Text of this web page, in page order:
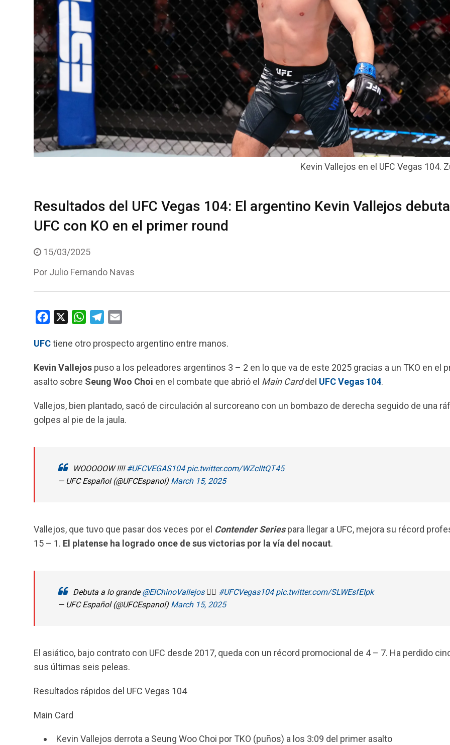
Kevin Vallejos en el UFC Vegas 104.
Resultados del UFC Vegas 104: El argentino Kevin Vallejos
UFC con KO en el primer round
15/03/2025
Por Julio Fernando Navas
c
b
o
o
W
a
s
A
p
l
g
r
a
m
a
l
UFCtiene otro prospecto argentino entre manos.
Kevin Vallejos puso a los peleadores argentinos 3 – 2 en lo que va de este 2025 gracias a un TKO en el
asalto sobre Seung Woo Choi en el combate que abrió el Main Carddel UFC Vegas 104.
Vallejos, bien plantado, sacó de circulación al surcoreano con un bombazo de derecha seguido de una
golpes al pie de la jaula.
WOOOOOW ‼️‼️#UFCVEGAS104 pic.twitter.com/WZcIItQT45
— UFC Español (@UFCEspanol) March 15, 2025
Vallejos, que tuvo que pasar dos veces por el Contender Seriespara llegar a UFC, mejora su récord
15 – 1. El platense ha logrado once de sus victorias por la vía del nocaut.
Debuta a lo grande@ElChinoVallejos👌🏻 #UFCVegas104 pic.twitter.com/SLWEsfEIpk
— UFC Español (@UFCEspanol) March 15, 2025
El asiático, bajo contrato con UFC desde 2017, queda con un récord promocional de 4 – 7. Ha perdido
sus últimas seis peleas.
Resultados rápidos del UFC Vegas 104
Main Card
Kevin Vallejos derrota a Seung Woo Choi por TKO (puños) a los 3:09 del primer asalto